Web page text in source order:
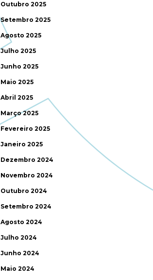
Outubro 2025
Setembro 2025
Agosto 2025
Julho 2025
Junho 2025
Maio 2025
Abril 2025
Março 2025
Fevereiro 2025
Janeiro 2025
Dezembro 2024
Novembro 2024
Outubro 2024
Setembro 2024
Agosto 2024
Julho 2024
Junho 2024
Maio 2024